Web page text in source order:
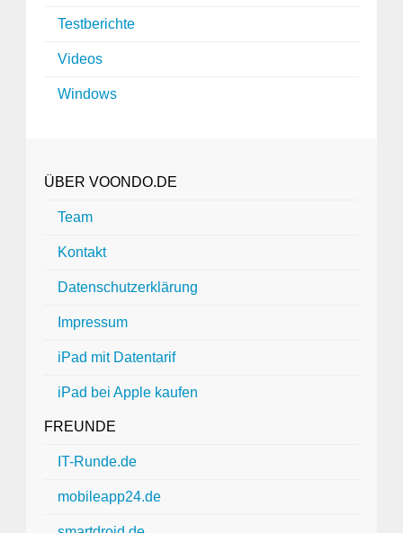
Testberichte
Videos
Windows
ÜBER VOONDO.DE
Team
Kontakt
Datenschutzerklärung
Impressum
iPad mit Datentarif
iPad bei Apple kaufen
FREUNDE
IT-Runde.de
mobileapp24.de